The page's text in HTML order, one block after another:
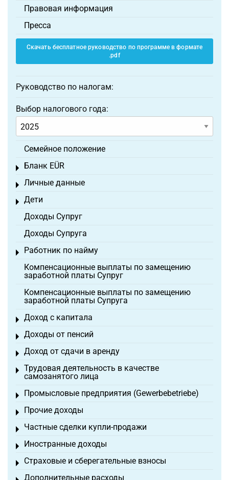
Правовая информация
Пресса
Скачать бесплатное руководство по программе в формате
.pdf
Руководство по налогам:
Выбор налогового года:
Семейное положение
Бланк EÜR
Toggle menu
Личные данные
Toggle menu
Дети
Toggle menu
Доходы Супруг
Доходы Супруга
Работник по найму
Toggle menu
Компенсационные выплаты по замещению
заработной платы Супруг
Компенсационные выплаты по замещению
заработной платы Супруга
Доход с капитала
Toggle menu
Доходы от пенсий
Toggle menu
Доход от сдачи в аренду
Toggle menu
Трудовая деятельность в качестве
самозанятого лица
Toggle menu
Промысловые предприятия (Gewerbebetriebe)
Toggle menu
Прочие доходы
Toggle menu
Частные сделки купли-продажи
Toggle menu
Иностранные доходы
Toggle menu
Страховые и сберегательные взносы
Toggle menu
Дополнительные расходы